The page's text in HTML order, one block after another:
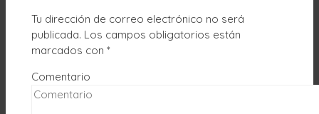
Tu dirección de correo electrónico no será
publicada. Los campos obligatorios están
marcados con *
Comentario